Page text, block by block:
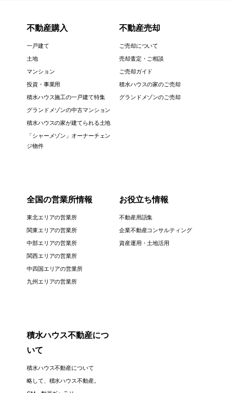
不動産購入
一戸建て
土地
マンション
投資・事業用
積水ハウス施工の一戸建て特集
グランドメゾンの中古マンション
積水ハウスの家が建てられる土地
「シャーメゾン」オーナーチェン
ジ物件
不動産売却
ご売却について
売却査定・ご相談
ご売却ガイド
積水ハウスの家のご売却
グランドメゾンのご売却
全国の営業所情報
東北エリアの営業所
関東エリアの営業所
中部エリアの営業所
関西エリアの営業所
中四国エリアの営業所
九州エリアの営業所
お役立ち情報
不動産用語集
企業不動産コンサルティング
資産運用・土地活用
積水ハウス不動産につ
いて
積水ハウス不動産について
略して、積水ハウス不動産。